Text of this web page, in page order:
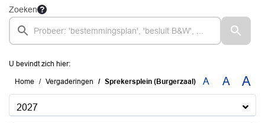
Zoeken
U bevindt zich hier:
Home Vergaderingen Sprekersplein (Burgerzaal) A A A
2027